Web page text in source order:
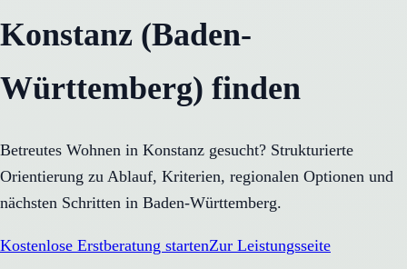
Konstanz (Baden-
Württemberg) finden
Betreutes Wohnen in Konstanz gesucht? Strukturierte
Orientierung zu Ablauf, Kriterien, regionalen Optionen und
nächsten Schritten in Baden-Württemberg.
Kostenlose Erstberatung startenZur Leistungsseite